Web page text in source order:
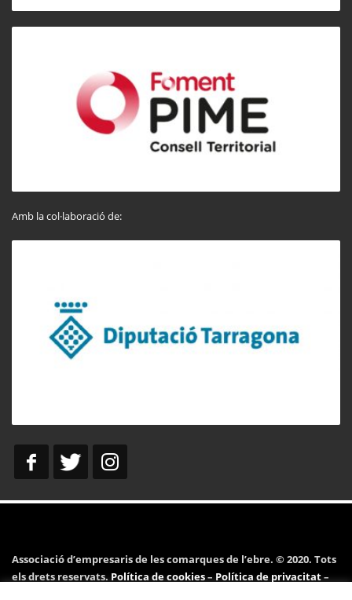
Amb la col·laboració de:
Associació d’empresaris de les comarques de l’ebre. © 2020. Tots
els drets reservats. Política de cookies– Política de privacitat–